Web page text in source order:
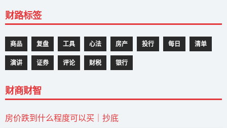
财路标签
商品 复盘 工具 心法 房产 投行 每日 清单
演讲 证券 评论 财税 银行
财商财智
房价跌到什么程度可以买｜抄底